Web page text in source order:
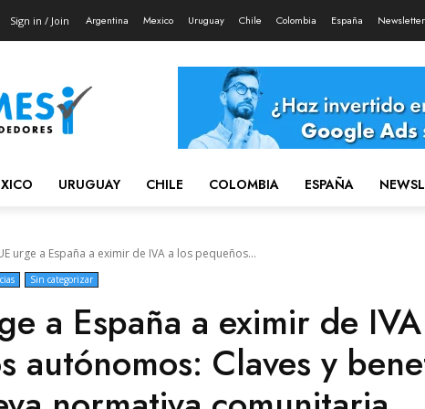
Sign in / Join Argentina Mexico Uruguay Chile Colombia España Newsletter
URUGUAY CHILE COLOMBIA ESPAÑA
urge a España a eximir de IVA a los pequeños...
Sin categorizar
a España a eximir de
autónomos: Claves y